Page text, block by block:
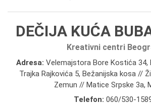
DEČIJA KUĆA
Kreativni centri
Adresa: Velemajstora Bore Kostića 34,
Trajka Rajkovića 5, Bežanijska kosa //
Zemun // Matice Srpske 3a,
Telefon: 060/530-